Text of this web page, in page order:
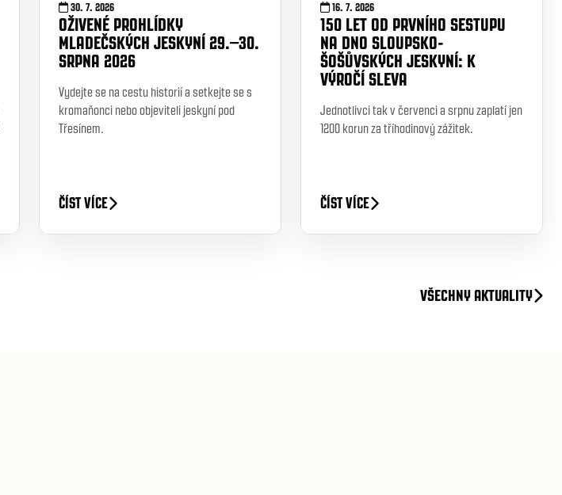
30. 7. 2026
OŽIVENÉ PROHLÍDKY
MLADEČSKÝCH JESKYNÍ 29.–30.
SRPNA 2026
Vydejte se na cestu historií a setkejte se s
kromaňonci nebo objeviteli jeskyní pod
Třesínem.
ČÍST VÍCE
16. 7. 2026
150 LET OD PRVNÍHO SESTUPU
NA DNO SLOUPSKO-
ŠOŠŮVSKÝCH JESKYNÍ: K
VÝROČÍ SLEVA
Jednotlivci tak v červenci a srpnu zaplatí jen
1200 korun za tříhodinový zážitek.
ČÍST VÍCE
VŠECHNY AKTUALITY